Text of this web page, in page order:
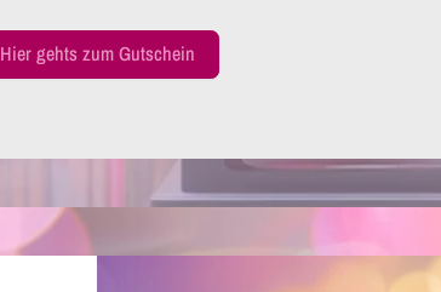
Hier gehts zum Gutschein